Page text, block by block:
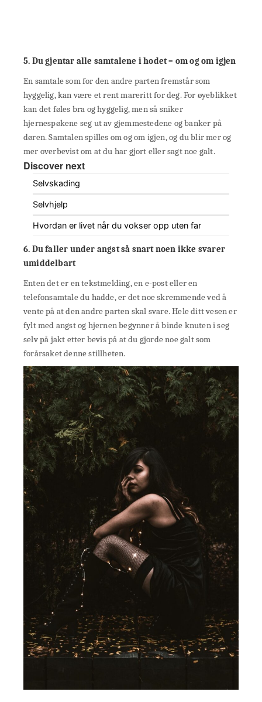
5. Du gjentar alle samtalene i hodet – om og om igjen
En samtale som for den andre parten fremstår som
hyggelig, kan være et rent mareritt for deg. For øyeblikket
kan det føles bra og hyggelig, men så sniker
hjernespøkene seg ut av gjemmestedene og banker på
døren. Samtalen spilles om og om igjen, og du blir mer og
mer overbevist om at du har gjort eller sagt noe galt.
Discover next
Selvskading
Selvhjelp
Hvordan er livet når du vokser opp uten far
6. Du faller under angst så snart noen ikke svarer
umiddelbart
Enten det er en tekstmelding, en e-post eller en
telefonsamtale du hadde, er det noe skremmende ved å
vente på at den andre parten skal svare. Hele ditt vesen er
fylt med angst og hjernen begynner å binde knuten i seg
selv på jakt etter bevis på at du gjorde noe galt som
forårsaket denne stillheten.